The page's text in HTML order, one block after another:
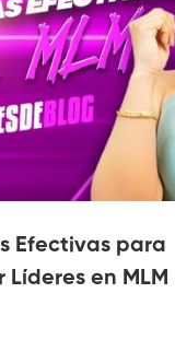
Efectivas para
Líderes en MLM